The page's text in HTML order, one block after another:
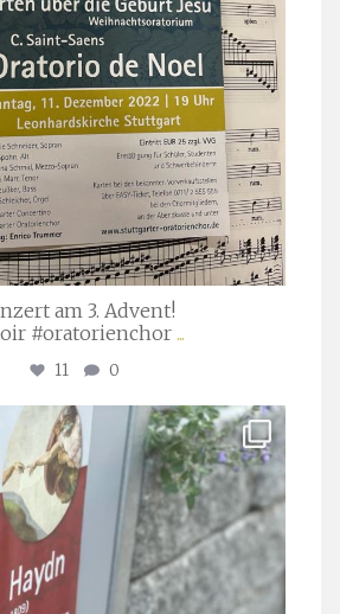
am 3. Advent!
#oratorienchor ...
11 0
Juli 23